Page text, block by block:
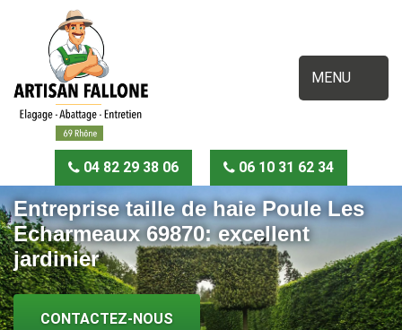
MENU
04 82 29 38 06 06 10 31 62 34
Entreprise taille de haie Poule Les
Echarmeaux 69870: excellent
jardinier
CONTACTEZ-NOUS